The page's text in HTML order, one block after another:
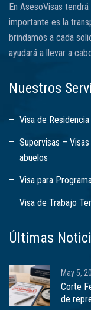
En AsesoVisas
importante es la
brindamos a cada
ayudará a llevar a
Nuestros
Visa de
Supervisas –
abuelos
Visa para
Visa de Trabajo
Últimas
May 5,
Corte
de